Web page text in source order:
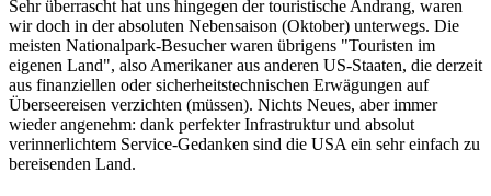
Sehr überrascht hat uns hingegen der touristische Andrang, waren
wir doch in der absoluten Nebensaison (Oktober) unterwegs. Die
meisten Nationalpark-Besucher waren übrigens "Touristen im
eigenen Land", also Amerikaner aus anderen US-Staaten, die derzeit
aus finanziellen oder sicherheitstechnischen Erwägungen auf
Überseereisen verzichten (müssen). Nichts Neues, aber immer
wieder angenehm: dank perfekter Infrastruktur und absolut
verinnerlichtem Service-Gedanken sind die USA ein sehr einfach zu
bereisenden Land.